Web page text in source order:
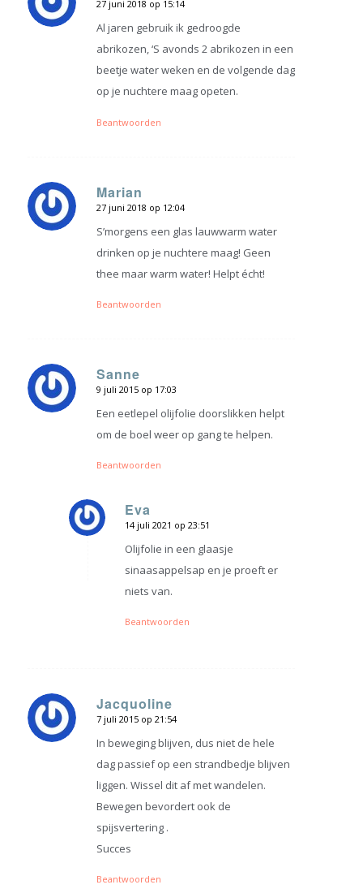
zegt:
27 juni 2018 op 15:14
Al jaren gebruik ik gedroogde
abrikozen, ‘S avonds 2 abrikozen in een
beetje water weken en de volgende dag
op je nuchtere maag opeten.
Beantwoorden
Marian
zegt:
27 juni 2018 op 12:04
S’morgens een glas lauwwarm water
drinken op je nuchtere maag! Geen
thee maar warm water! Helpt écht!
Beantwoorden
Sanne
zegt:
9 juli 2015 op 17:03
Een eetlepel olijfolie doorslikken helpt
om de boel weer op gang te helpen.
Beantwoorden
Eva
zegt:
14 juli 2021 op 23:51
Olijfolie in een glaasje
sinaasappelsap en je proeft er
niets van.
Beantwoorden
Jacquoline
zegt:
7 juli 2015 op 21:54
In beweging blijven, dus niet de hele
dag passief op een strandbedje blijven
liggen. Wissel dit af met wandelen.
Bewegen bevordert ook de
spijsvertering .
Succes
Beantwoorden